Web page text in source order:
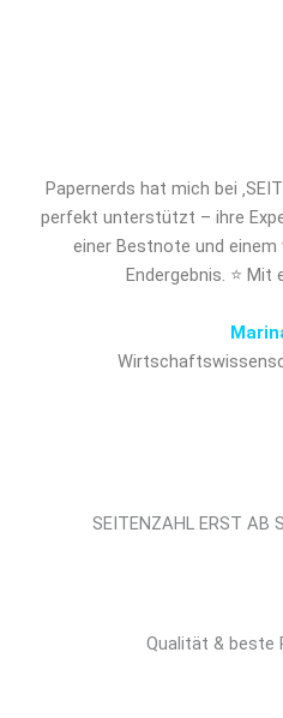
Papernerds hat mich bei
perfekt unterstützt – ihre
einer Bestnote und einem
Endergebnis. ⭐
SEITENZAHL ERST AB
Qualität & beste